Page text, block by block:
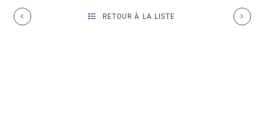
RETOUR À LA LISTE